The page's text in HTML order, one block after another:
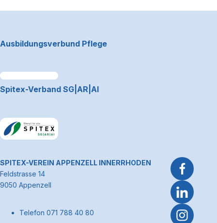
Ausbildungsverbund Pflege
Link zum Premiumpartner: Allianz
Spitex-Verband SG|AR|AI
~Kontaktinformationen
SPITEX-VEREIN APPENZELL INNERRHODEN
Feldstrasse 14
9050 Appenzell
Telefon 071 788 40 80